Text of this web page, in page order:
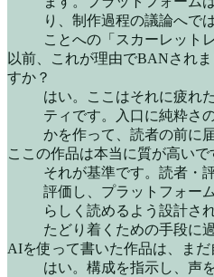
り、制作過程の議論へで
ことへの「スカーレット
以前、これが理由でBANされ
すか？
はい。ここはそれに疲れ
ティです。入口に純粋
かを作って、読者の前に
ここの作品は本当に質が高いで
それが基準です。読者・
評価し、プラットフォー
らしく読めるよう設計さ
たどり着くための手段に
AIを使って書いた作品は、まだ
はい。構成を指示し、声